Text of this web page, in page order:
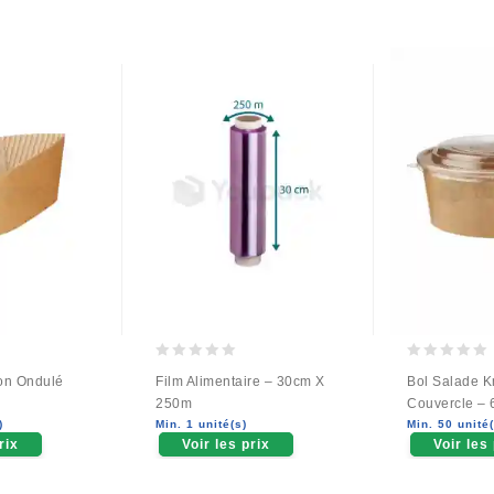
Ondulé
out
of
5
Film Alimentaire – 30cm X
250m
Min. 1 unité(s)
Voir les prix
out
of
5
Bol Salade
Couvercle –
Min. 50
Voir les